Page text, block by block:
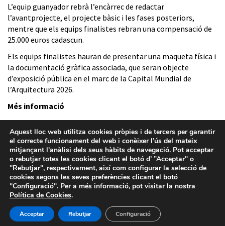
L’equip guanyador rebrà l’encàrrec de redactar
l’avantprojecte, el projecte bàsic i les fases posteriors,
mentre que els equips finalistes rebran una compensació de
25.000 euros cadascun.
Els equips finalistes hauran de presentar una maqueta física i
la documentació gràfica associada, que seran objecte
d’exposició pública en el marc de la Capital Mundial de
l’Arquitectura 2026.
Més informació
Aquest lloc web utilitza cookies pròpies i de tercers per garantir
el correcte funcionament del web i conèixer l’ús del mateix
mitjançant l'anàlisi dels seus hàbits de navegació. Pot acceptar
o rebutjar totes les cookies clicant el botó d’ ”Acceptar" o
"Rebutjar", respectivament, així com configurar la selecció de
cookies segons les seves preferències clicant el botó
"Configuració". Per a més informació, pot visitar la nostra
Política de Cookies.
Acceptar Rebutjar Configuració